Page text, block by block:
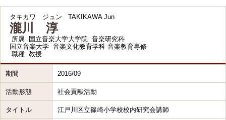
タキカワ ジュン TAKIKAWA Jun
瀧川 淳
所属
国立音楽大学大学院 音楽研究科
国立音楽大学 音楽文化教育学科 音楽教育専修
職種 教授
期間 2016/09
活動形態 社会貢献活動
タイトル 江戸川区立篠崎小学校校内研究会講師